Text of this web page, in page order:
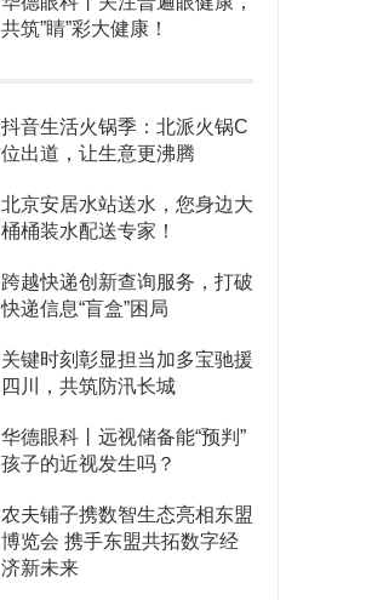
共筑”睛”彩大健康！
抖音生活火锅季：北派火锅C
位出道，让生意更沸腾
北京安居水站送水，您身边大
桶桶装水配送专家！
跨越快递创新查询服务，打破
快递信息“盲盒”困局
关键时刻彰显担当加多宝驰援
四川，共筑防汛长城
华德眼科丨远视储备能“预判”
孩子的近视发生吗？
农夫铺子携数智生态亮相东盟
博览会 携手东盟共拓数字经
济新未来